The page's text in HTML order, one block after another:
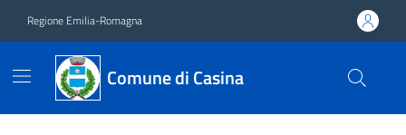
Regione Emilia-Romagna
Comune di Casina